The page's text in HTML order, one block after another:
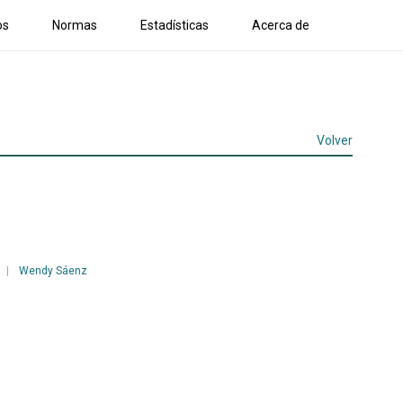
Normas Estadísticas Acerca de
Volver
| Wendy Sáenz